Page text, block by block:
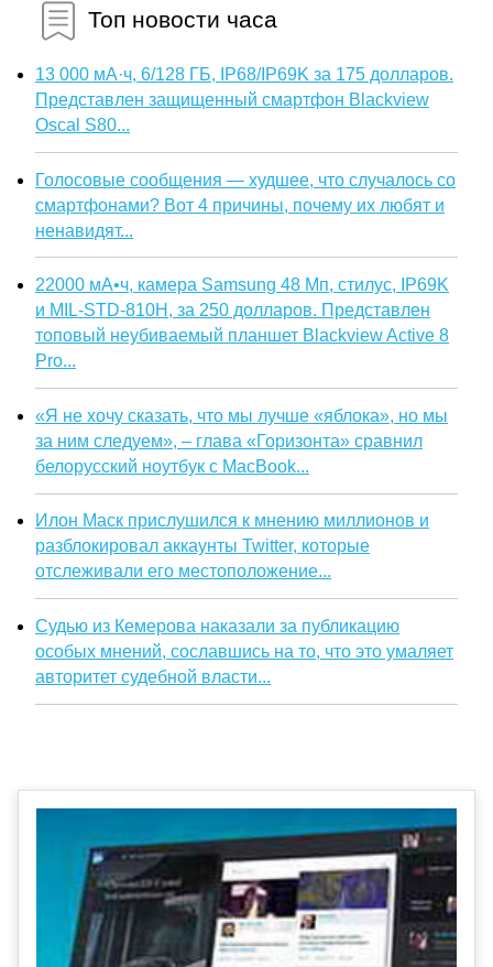
Топ новости часа
13 000 мА·ч, 6/128 ГБ, IP68/IP69K за 175 долларов.
Представлен защищенный смартфон Blackview
Oscal S80...
Голосовые сообщения — худшее, что случалось со
смартфонами? Вот 4 причины, почему их любят и
ненавидят...
22000 мА•ч, камера Samsung 48 Мп, стилус, IP69K
и MIL-STD-810H, за 250 долларов. Представлен
топовый неубиваемый планшет Blackview Active 8
Pro...
«Я не хочу сказать, что мы лучше «яблока», но мы
за ним следуем», – глава «Горизонта» сравнил
белорусский ноутбук с MacBook...
Илон Маск прислушился к мнению миллионов и
разблокировал аккаунты Twitter, которые
отслеживали его местоположение...
Судью из Кемерова наказали за публикацию
особых мнений, сославшись на то, что это умаляет
авторитет судебной власти...